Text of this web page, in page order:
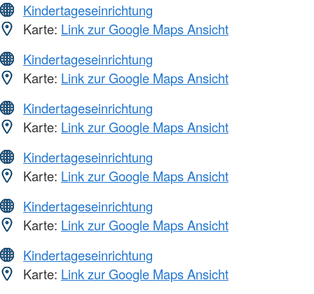
Kindertageseinrichtung
Karte: Link zur Google Maps Ansicht
Kindertageseinrichtung
Karte: Link zur Google Maps Ansicht
Kindertageseinrichtung
Karte: Link zur Google Maps Ansicht
Kindertageseinrichtung
Karte: Link zur Google Maps Ansicht
Kindertageseinrichtung
Karte: Link zur Google Maps Ansicht
Kindertageseinrichtung
Karte: Link zur Google Maps Ansicht